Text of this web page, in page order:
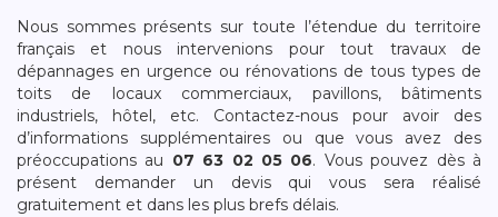
Nous sommes présents sur toute l’étendue du territoire
français et nous intervenions pour tout travaux de
dépannages en urgence ou rénovations de tous types de
toits de locaux commerciaux, pavillons, bâtiments
industriels, hôtel, etc. Contactez-nous pour avoir des
d’informations supplémentaires ou que vous avez des
préoccupations au 07 63 02 05 06. Vous pouvez dès à
présent demander un devis qui vous sera réalisé
gratuitement et dans les plus brefs délais.